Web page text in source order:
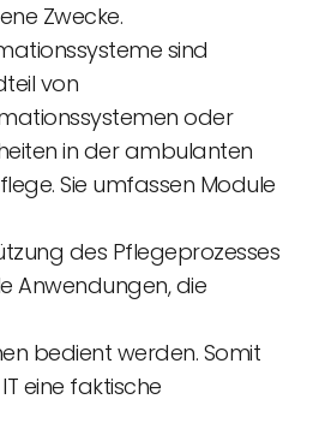
Zwecke.
sind
von
oder
in der ambulanten
Sie umfassen Module
des Pflegeprozesses
Anwendungen, die
bedient werden. Somit
eine faktische